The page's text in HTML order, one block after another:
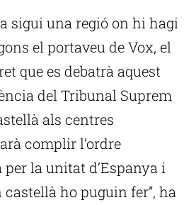
sigui una regió on hi hagi
el portaveu de Vox, el
que es debatrà aquest
del Tribunal Suprem
als centres
complir l’ordre
la unitat d’Espanya i
ho puguin fer”, ha